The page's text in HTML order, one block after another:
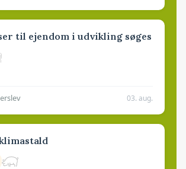
til ejendom i udvikling søges
03. aug.